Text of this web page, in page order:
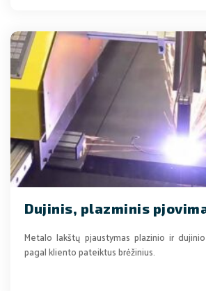
Dujinis, plazminis
Metalo lakštų pjaustymas plazinio ir
pagal kliento pateiktus brėžinius.